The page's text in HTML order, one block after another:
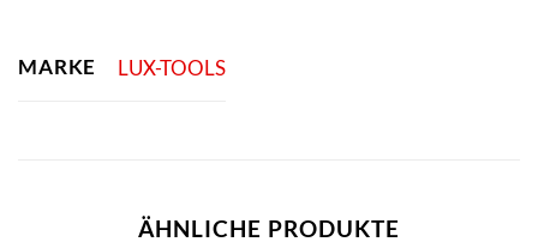
MARKE LUX-TOOLS
ÄHNLICHE PRODUKTE